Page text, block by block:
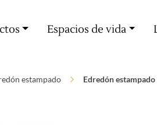
Espacios de vida
estampado Edredón